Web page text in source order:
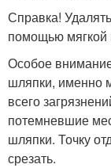
Справка!
помощью мягкой
Особое
шляпки, именно
всего
потемневшие
шляпки. Точку
срезать.